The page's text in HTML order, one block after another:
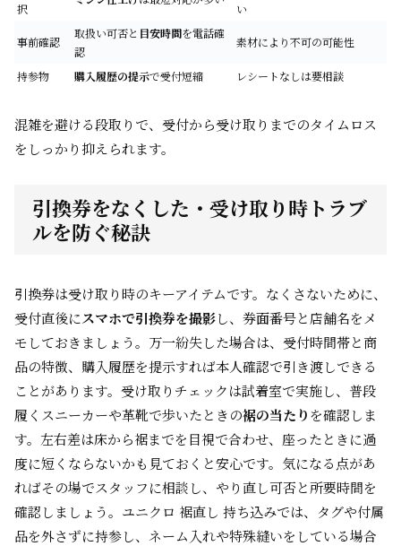
択 い
事前確認
取扱い可否と 目安時間を電話確
認
素材により不可の可能性
持参物 購入履歴の提示で受付短縮 レシートなしは要相談
混雑を避ける段取りで、受付から受け取りまでのタイムロス
をしっかり抑えられます。
引換券をなくした・受け取り時トラブ
ルを防ぐ秘訣
引換券は受け取り時のキーアイテムです。なくさないために、
受付直後にスマホで引換券を撮影し、券面番号と店舗名をメ
モしておきましょう。万一紛失した場合は、受付時間帯と商
品の特徴、購入履歴を提示すれば本人確認で引き渡しできる
ことがあります。受け取りチェックは試着室で実施し、普段
履くスニーカーや革靴で歩いたときの裾の当たりを確認しま
す。左右差は床から裾までを目視で合わせ、座ったときに過
度に短くならないかも見ておくと安心です。気になる点があ
ればその場でスタッフに相談し、やり直し可否と所要時間を
確認しましょう。ユニクロ 裾直し 持ち込みでは、タグや付属
品を外さずに持参し、ネーム入れや特殊縫いをしている場合